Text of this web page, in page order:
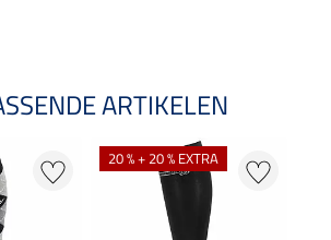
ARTIKELEN
20 % + 20 % EXTRA